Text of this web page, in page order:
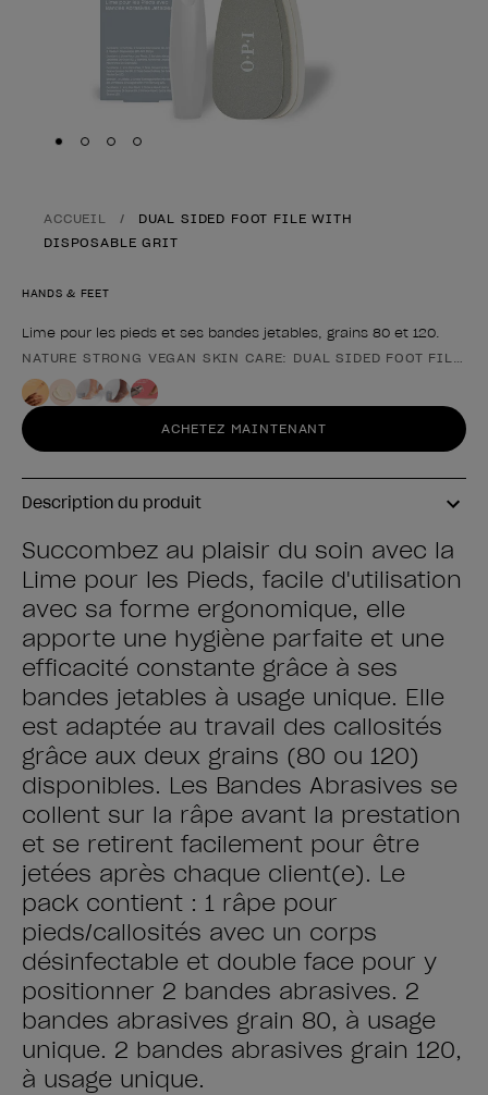
Skip to slide
Skip to slide
Skip to slide
Skip to slide
ACCUEIL
DUAL SIDED FOOT FILE WITH
DISPOSABLE GRIT
HANDS & FEET
Lime pour les pieds et ses bandes jetables, grains 80 et 120.
Forme du produit
NATURE STRONG VEGAN SKIN CARE: DUAL SIDED FOOT FILE
ACHETEZ MAINTENANT
Description du produit
Succombez au plaisir du soin avec la
Lime pour les Pieds, facile d'utilisation
avec sa forme ergonomique, elle
apporte une hygiène parfaite et une
efficacité constante grâce à ses
bandes jetables à usage unique. Elle
est adaptée au travail des callosités
grâce aux deux grains (80 ou 120)
disponibles. Les Bandes Abrasives se
collent sur la râpe avant la prestation
et se retirent facilement pour être
jetées après chaque client(e). Le
pack contient : 1 râpe pour
pieds/callosités avec un corps
désinfectable et double face pour y
positionner 2 bandes abrasives. 2
bandes abrasives grain 80, à usage
unique. 2 bandes abrasives grain 120,
à usage unique.